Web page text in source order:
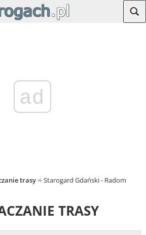
ad
trasy Starogard Gdański - Radom
TRASY